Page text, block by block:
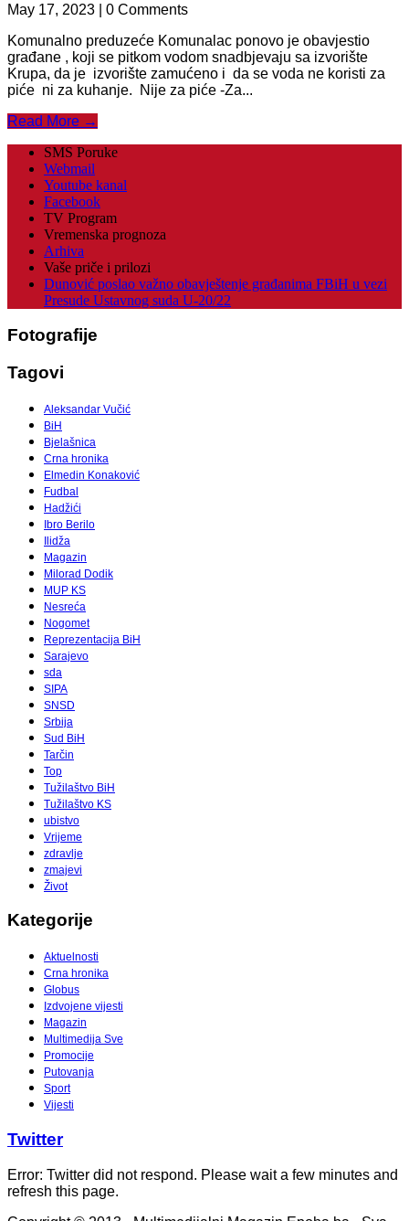
May 17, 2023 | 0 Comments
Komunalno preduzeće Komunalac ponovo je obavjestio
građane , koji se pitkom vodom snadbjevaju sa izvorište
Krupa, da je izvorište zamućeno i da se voda ne koristi za
piće ni za kuhanje. Nije za piće -Za...
Read More →
SMS Poruke
Webmail
Youtube kanal
Facebook
TV Program
Vremenska prognoza
Arhiva
Vaše priče i prilozi
Dunović poslao važno obavještenje građanima FBiH u vezi
Presude Ustavnog suda U-20/22
Fotografije
Tagovi
Aleksandar Vučić
BiH
Bjelašnica
Crna hronika
Elmedin Konaković
Fudbal
Hadžići
Ibro Berilo
Ilidža
Magazin
Milorad Dodik
MUP KS
Nesreća
Nogomet
Reprezentacija BiH
Sarajevo
sda
SIPA
SNSD
Srbija
Sud BiH
Tarčin
Top
Tužilaštvo BiH
Tužilaštvo KS
ubistvo
Vrijeme
zdravlje
zmajevi
Život
Kategorije
Aktuelnosti
Crna hronika
Globus
Izdvojene vijesti
Magazin
Multimedija Sve
Promocije
Putovanja
Sport
Vijesti
Twitter
Error: Twitter did not respond. Please wait a few minutes and
refresh this page.